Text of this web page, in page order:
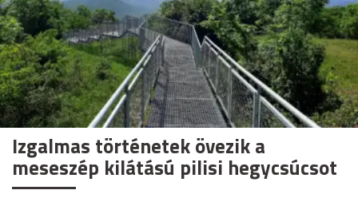
Izgalmas történetek övezik a
meseszép kilátású pilisi hegycsúcsot